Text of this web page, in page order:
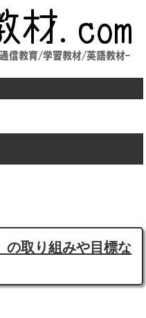
の取り組みや目標な